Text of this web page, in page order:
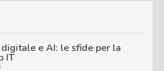
e AI: le sfide per la
IT